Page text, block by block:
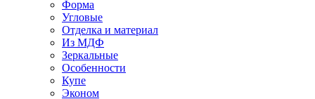
Форма
Угловые
Отделка и материал
Из МДФ
Зеркальные
Особенности
Купе
Эконом